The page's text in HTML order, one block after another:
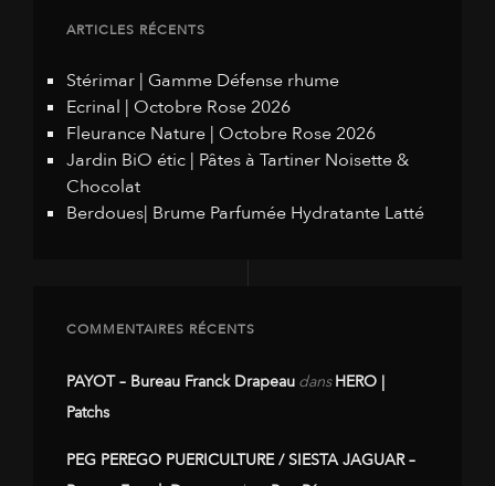
ARTICLES RÉCENTS
Stérimar | Gamme Défense rhume
Ecrinal | Octobre Rose 2026
Fleurance Nature | Octobre Rose 2026
Jardin BiO étic | Pâtes à Tartiner Noisette &
Chocolat
Berdoues| Brume Parfumée Hydratante Latté
COMMENTAIRES RÉCENTS
PAYOT – Bureau Franck Drapeau dansHERO |
Patchs
PEG PEREGO PUERICULTURE / SIESTA JAGUAR –